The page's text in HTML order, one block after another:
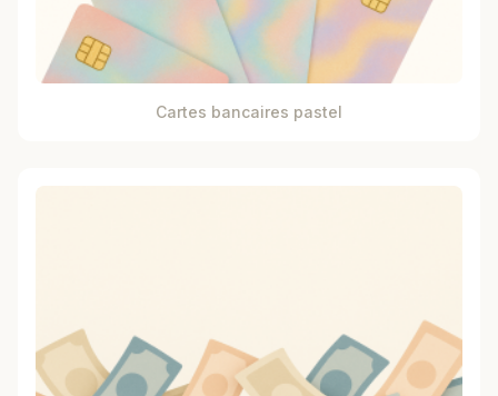
Cartes bancaires pastel